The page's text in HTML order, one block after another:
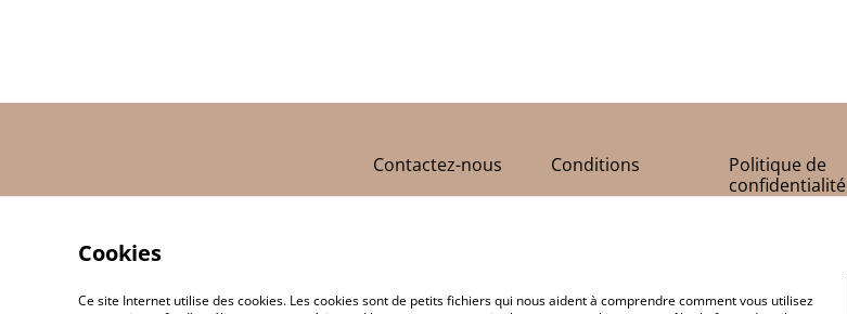
Contactez-nous Conditions
Politique de
confidentialité
Cookies
Ce site Internet utilise des cookies. Les cookies sont de petits fichiers qui nous aident à comprendre comment vous utilisez